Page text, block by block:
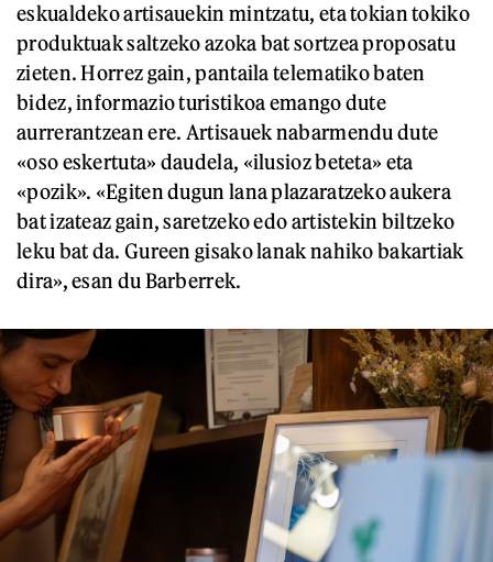
eskualdeko artisauekin mintzatu, eta tokian tokiko
produktuak saltzeko azoka bat sortzea proposatu
zieten. Horrez gain, pantaila telematiko baten
bidez, informazio turistikoa emango dute
aurrerantzean ere. Artisauek nabarmendu dute
«oso eskertuta» daudela, «ilusioz beteta» eta
«pozik». «Egiten dugun lana plazaratzeko aukera
bat izateaz gain, saretzeko edo artistekin biltzeko
leku bat da. Gureen gisako lanak nahiko bakartiak
dira», esan du Barberrek.